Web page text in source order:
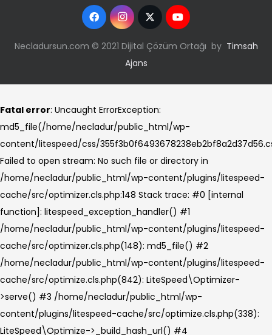
Necladursun.com © 2021 Dijital Çözüm Ortağı by Timsah
Ajans
Fatal error: Uncaught ErrorException:
md5_file(/home/necladur/public_html/wp-
content/litespeed/css/
Failed to open stream: No such file or directory in
/home/necladur/public_html/wp-content/plugins/litespeed-
cache/src/optimizer.cls.php:148 Stack trace: #0 [internal
function]: litespeed_exception_handler() #1
/home/necladur/public_html/wp-content/plugins/litespeed-
cache/src/optimizer.cls.php(148): md5_file() #2
/home/necladur/public_html/wp-content/plugins/litespeed-
cache/src/optimize.cls.php(842): LiteSpeed\Optimizer-
>serve() #3 /home/necladur/public_html/wp-
content/plugins/litespeed-cache/src/optimize.cls.php(338):
LiteSpeed\Optimize->_build_hash_url() #4